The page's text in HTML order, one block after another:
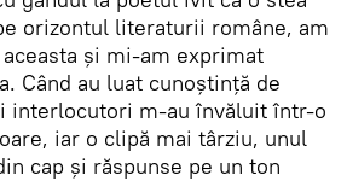
orizontul literaturii române, am
şi mi-am exprimat
Când au luat cunoştinţă de
interlocutori m-au învăluit într-o
iar o clipă mai târziu, unul
cap şi răspunse pe un ton